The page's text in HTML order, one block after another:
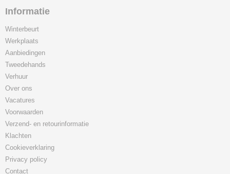
Informatie
Winterbeurt
Werkplaats
Aanbiedingen
Tweedehands
Verhuur
Over ons
Vacatures
Voorwaarden
Verzend- en retourinformatie
Klachten
Cookieverklaring
Privacy policy
Contact